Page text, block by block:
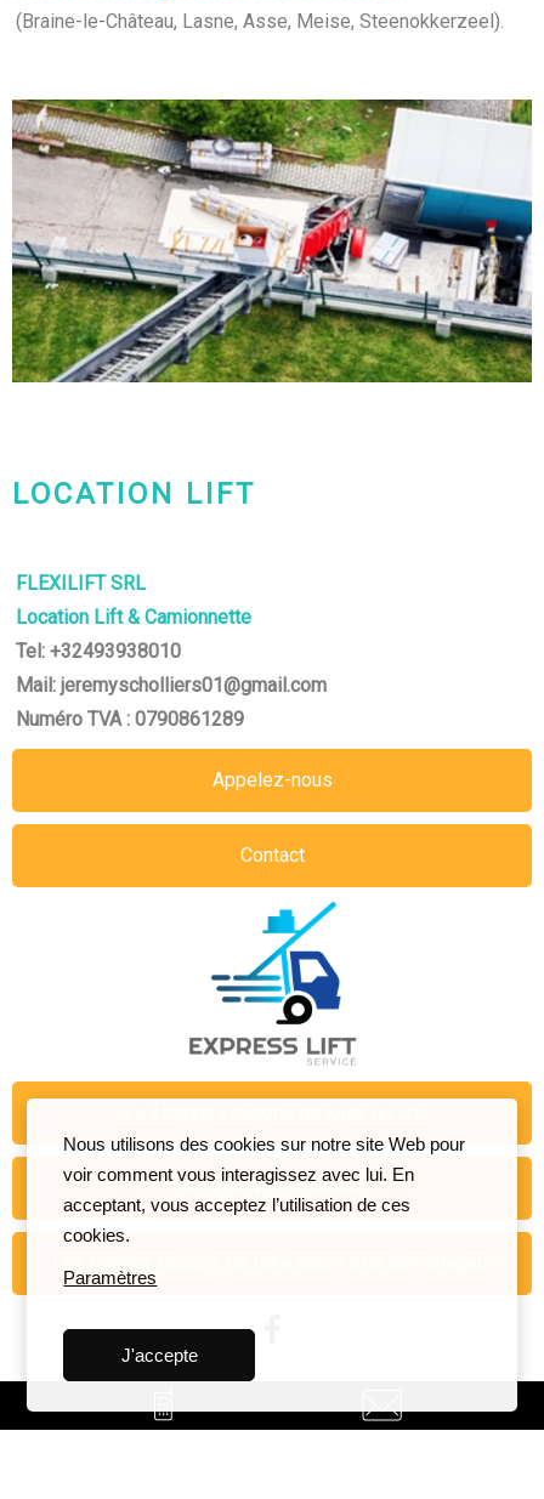
(Braine-le-Château, Lasne, Asse, Meise, Steenokkerzeel).
LOCATION LIFT
FLEXILIFT SRL
Location Lift & Camionnette
Tel: +32493938010
Mail: jeremyscholliers01@gmail.com
Numéro TVA : 0790861289
Appelez-nous
Contact
Google My Business
Nous utilisons des cookies sur notre site Web pour
voir comment vous interagissez avec lui. En
acceptant, vous acceptez l’utilisation de ces
cookies.
Paramètres
J'accepte